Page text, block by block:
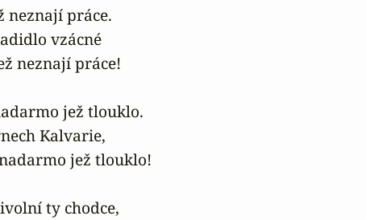
neznají práce.
vzácné
neznají práce!
jež tlouklo.
Kalvarie,
jež tlouklo!
ty chodce,